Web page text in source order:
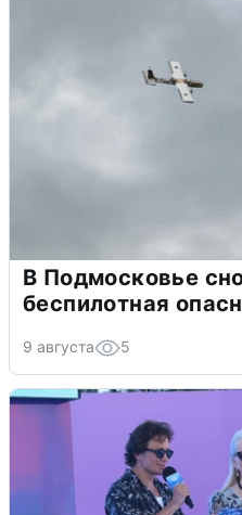
В Подмосковье
беспилотная
9 августа 5